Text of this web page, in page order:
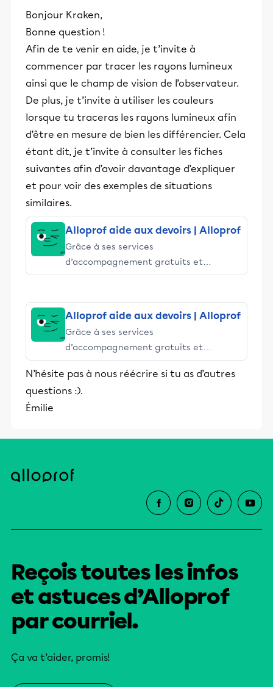
Bonjour Kraken,
Bonne question !
Afin de te venir en aide, je t’invite à
commencer par tracer les rayons lumineux
ainsi que le champ de vision de l’observateur.
De plus, je t’invite à utiliser les couleurs
lorsque tu traceras les rayons lumineux afin
d’être en mesure de bien les différencier. Cela
étant dit, je t’invite à consulter les fiches
suivantes afin d’avoir davantage d’expliquer
et pour voir des exemples de situations
similaires.
Alloprof aide aux devoirs | Alloprof
Grâce à ses services
d’accompagnement gratuits et
stimulants, Alloprof engage les élèves
Alloprof aide aux devoirs | Alloprof
Grâce à ses services
d’accompagnement gratuits et
stimulants, Alloprof engage les élèves
et leurs parents dans la réussite
éducative.
N’hésite pas à nous réécrire si tu as d’autres
questions :).
Émilie
Reçois toutes les infos
et astuces d’Alloprof
par courriel.
Ça va t’aider, promis!